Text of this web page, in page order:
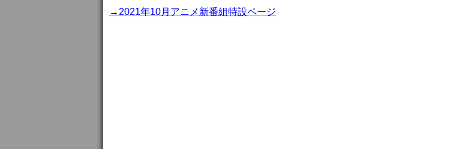
→2021年10月アニメ新番組特設ページ